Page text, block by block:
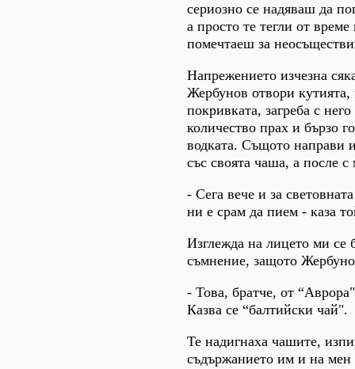
сериозно се надяваш да
а просто те тегли от
помечтаеш за
Напрежението изчезна
Жербунов отвори кутията,
покривката, загреба с
количество прах и бързо
водката. Същото направи
със своята чаша, а после с
- Сега вече и за
ни е срам да пием - каза
Изглежда на лицето ми се
съмнение, защото
- Това, братче, от
Казва се “балтийски чай".
Те надигнаха чашите,
съдържанието им и на